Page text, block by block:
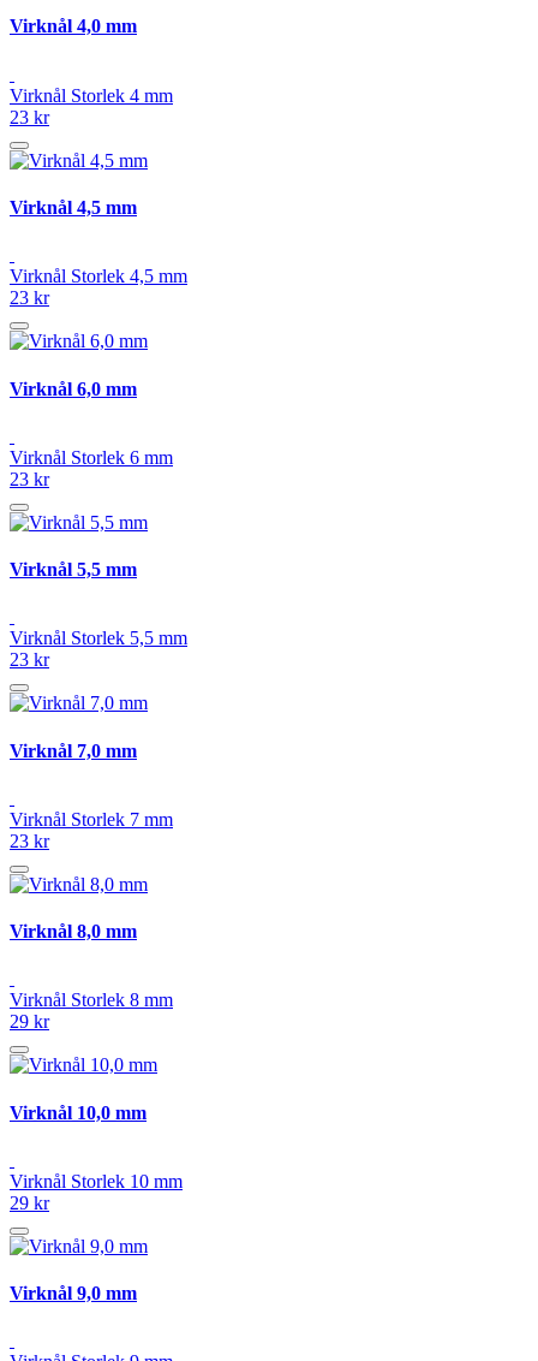
Virknål 4,0 mm
Virknål Storlek 4 mm
23 kr
Virknål 4,5 mm
Virknål Storlek 4,5 mm
23 kr
Virknål 6,0 mm
Virknål Storlek 6 mm
23 kr
Virknål 5,5 mm
Virknål Storlek 5,5 mm
23 kr
Virknål 7,0 mm
Virknål Storlek 7 mm
23 kr
Virknål 8,0 mm
Virknål Storlek 8 mm
29 kr
Virknål 10,0 mm
Virknål Storlek 10 mm
29 kr
Virknål 9,0 mm